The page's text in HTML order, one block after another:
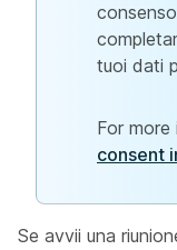
tuoi dati
For more
consent
Se avvii una